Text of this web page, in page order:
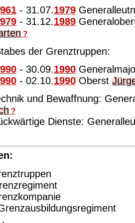
- 31.07.1979
- 31.12.1989
?
der Grenztruppen:
- 30.09.1990
- 02.10.1990 Oberst
und Bewaffnung:
?
Dienste: